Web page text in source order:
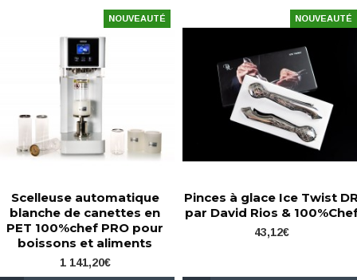
NOUVEAUTÉ
Scelleuse automatique
blanche de canettes en
PET 100%chef PRO pour
boissons et aliments
1 141,20€
NOUVEAUTÉ
Pinces à glace Ice Twist
par David Rios &
43,12€